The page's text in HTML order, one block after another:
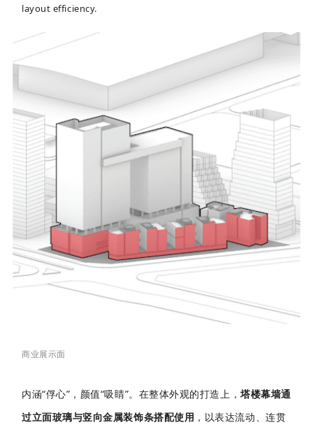
layout efficiency.
商业展示面
内涵“俘心”，颜值“吸睛”。在整体外观的打造上，塔楼幕墙通
过立面玻璃与竖向金属装饰条搭配使用 ，以表达流动、连贯